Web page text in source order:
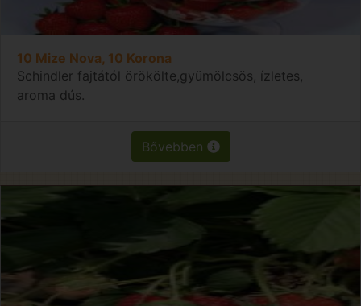
10 Mize Nova, 10 Korona
Schindler fajtától örökölte,gyümölcsös, ízletes,
aroma dús.
Bővebben